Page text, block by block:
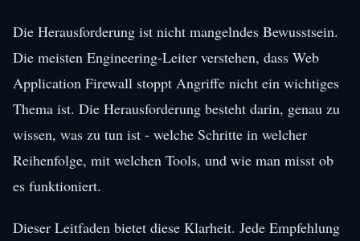
Die Herausforderung ist nicht mangelndes Bewusstsein.
Die meisten Engineering-Leiter verstehen, dass Web
Application Firewall stoppt Angriffe nicht ein wichtiges
Thema ist. Die Herausforderung besteht darin, genau zu
wissen, was zu tun ist - welche Schritte in welcher
Reihenfolge, mit welchen Tools, und wie man misst ob
es funktioniert.
Dieser Leitfaden bietet diese Klarheit. Jede Empfehlung